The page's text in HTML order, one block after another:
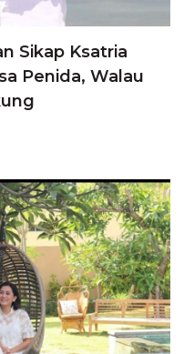
Sikap Ksatria
Penida, Walau